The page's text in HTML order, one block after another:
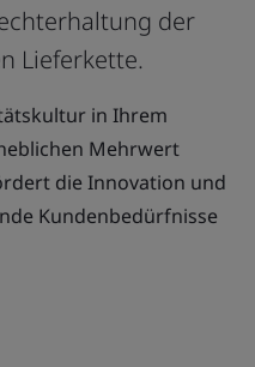
der
Lieferkette.
in Ihrem
Mehrwert
die Innovation und
Kundenbedürfnisse